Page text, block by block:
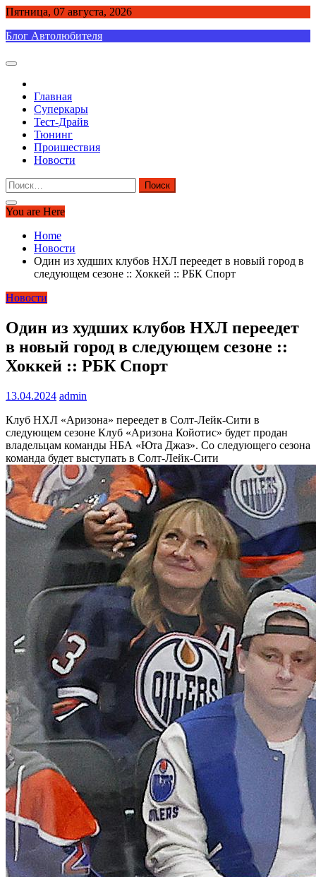
Skip
content
Пятница, 07 августа, 2026
Блог Автолюбителя
Главная
Суперкары
Тест-Драйв
Тюнинг
Проишествия
Новости
Найти:
You are Here
Home
Новости
Один из худших клубов НХЛ переедет в новый город в
следующем сезоне :: Хоккей :: РБК Спорт
Новости
Один из худших клубов НХЛ переедет
в новый город в следующем сезоне ::
Хоккей :: РБК Спорт
13.04.2024 admin
Клуб НХЛ «Аризона» переедет в Солт-Лейк-Сити в
следующем сезоне Клуб «Аризона Койотис» будет продан
владельцам команды НБА «Юта Джаз». Со следующего сезона
команда будет выступать в Солт-Лейк-Сити